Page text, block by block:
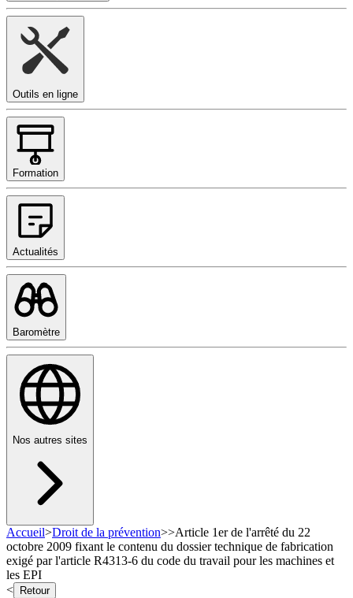
Outils en ligne
Formation
Actualités
Baromètre
Nos autres sites
Accueil>Droit de la prévention>>Article 1er de l'arrêté du 22
octobre 2009 fixant le contenu du dossier technique de fabrication
exigé par l'article R4313-6 du code du travail pour les machines et
les EPI
<
Retour